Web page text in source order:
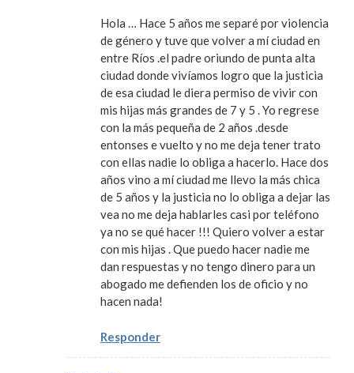
Hola … Hace 5 años me separé por violencia
de género y tuve que volver a mí ciudad en
entre Ríos .el padre oriundo de punta alta
ciudad donde vivíamos logro que la justicia
de esa ciudad le diera permiso de vivir con
mis hijas más grandes de 7 y 5 . Yo regrese
con la más pequeña de 2 años .desde
entonses e vuelto y no me deja tener trato
con ellas nadie lo obliga a hacerlo. Hace dos
años vino a mí ciudad me llevo la más chica
de 5 años y la justicia no lo obliga a dejar las
vea no me deja hablarles casi por teléfono
ya no se qué hacer !!! Quiero volver a estar
con mis hijas . Que puedo hacer nadie me
dan respuestas y no tengo dinero para un
abogado me defienden los de oficio y no
hacen nada!
Responder